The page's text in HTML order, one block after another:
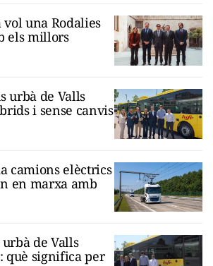
una Rodalies
els millors
urbà de Valls
i sense canvis
camions elèctrics
en marxa amb
de Valls
què significa per